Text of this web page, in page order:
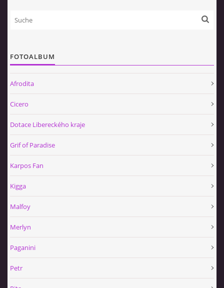
FOTOALBUM
Afrodita
Cicero
Dotace Libereckého kraje
Grif of Paradise
Karpos Fan
Kigga
Malfoy
Merlyn
Paganini
Petr